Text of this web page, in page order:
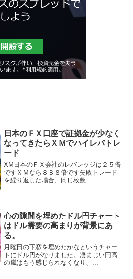
日本のＦＸ口座で証拠金が少なく
なってきたらＸＭでハイレバトレ
ード
XM日本のＦＸ会社のレバレッジは２５倍
ですＸＭなら８８８倍です失敗トレード
を繰り返した場合、同じ枚数...
心の隙間を埋めたドル円チャート
はドル需要の高まりが背景にあ
る。
月曜日の下窓を埋めたかなというチャー
トにドル円がなりました。凄まじい円高
の嵐はもう感じられなくなり、...